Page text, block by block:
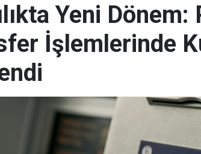
Yeni Dönem:
İşlemlerinde